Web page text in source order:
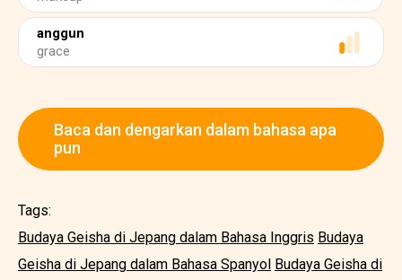
anggun
grace
Baca dan dengarkan dalam bahasa apa
pun
Tags:
Budaya Geisha di Jepang dalam Bahasa Inggris Budaya
Geisha di Jepang dalam Bahasa Spanyol Budaya Geisha di